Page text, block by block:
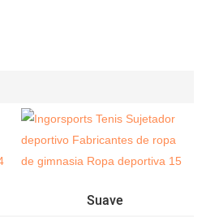
Suave